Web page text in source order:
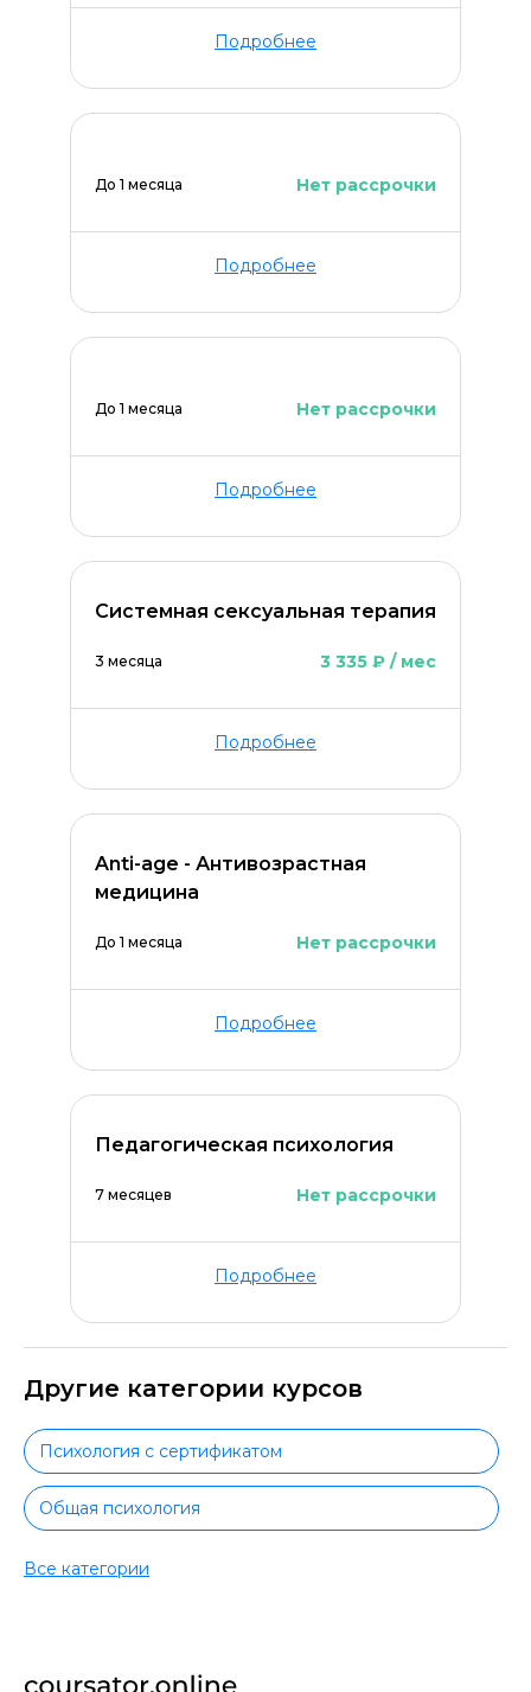
Подробнее
До 1 месяца Нет рассрочки
Подробнее
До 1 месяца Нет рассрочки
Подробнее
Системная сексуальная терапия
3 месяца 3 335 ₽ / мес
Подробнее
Anti-age - Антивозрастная
медицина
До 1 месяца Нет рассрочки
Подробнее
Педагогическая психология
7 месяцев Нет рассрочки
Подробнее
Другие категории курсов
Психология с сертификатом
Общая психология
Педагогика и психология
Повышение квалификации по психологии
Все категории